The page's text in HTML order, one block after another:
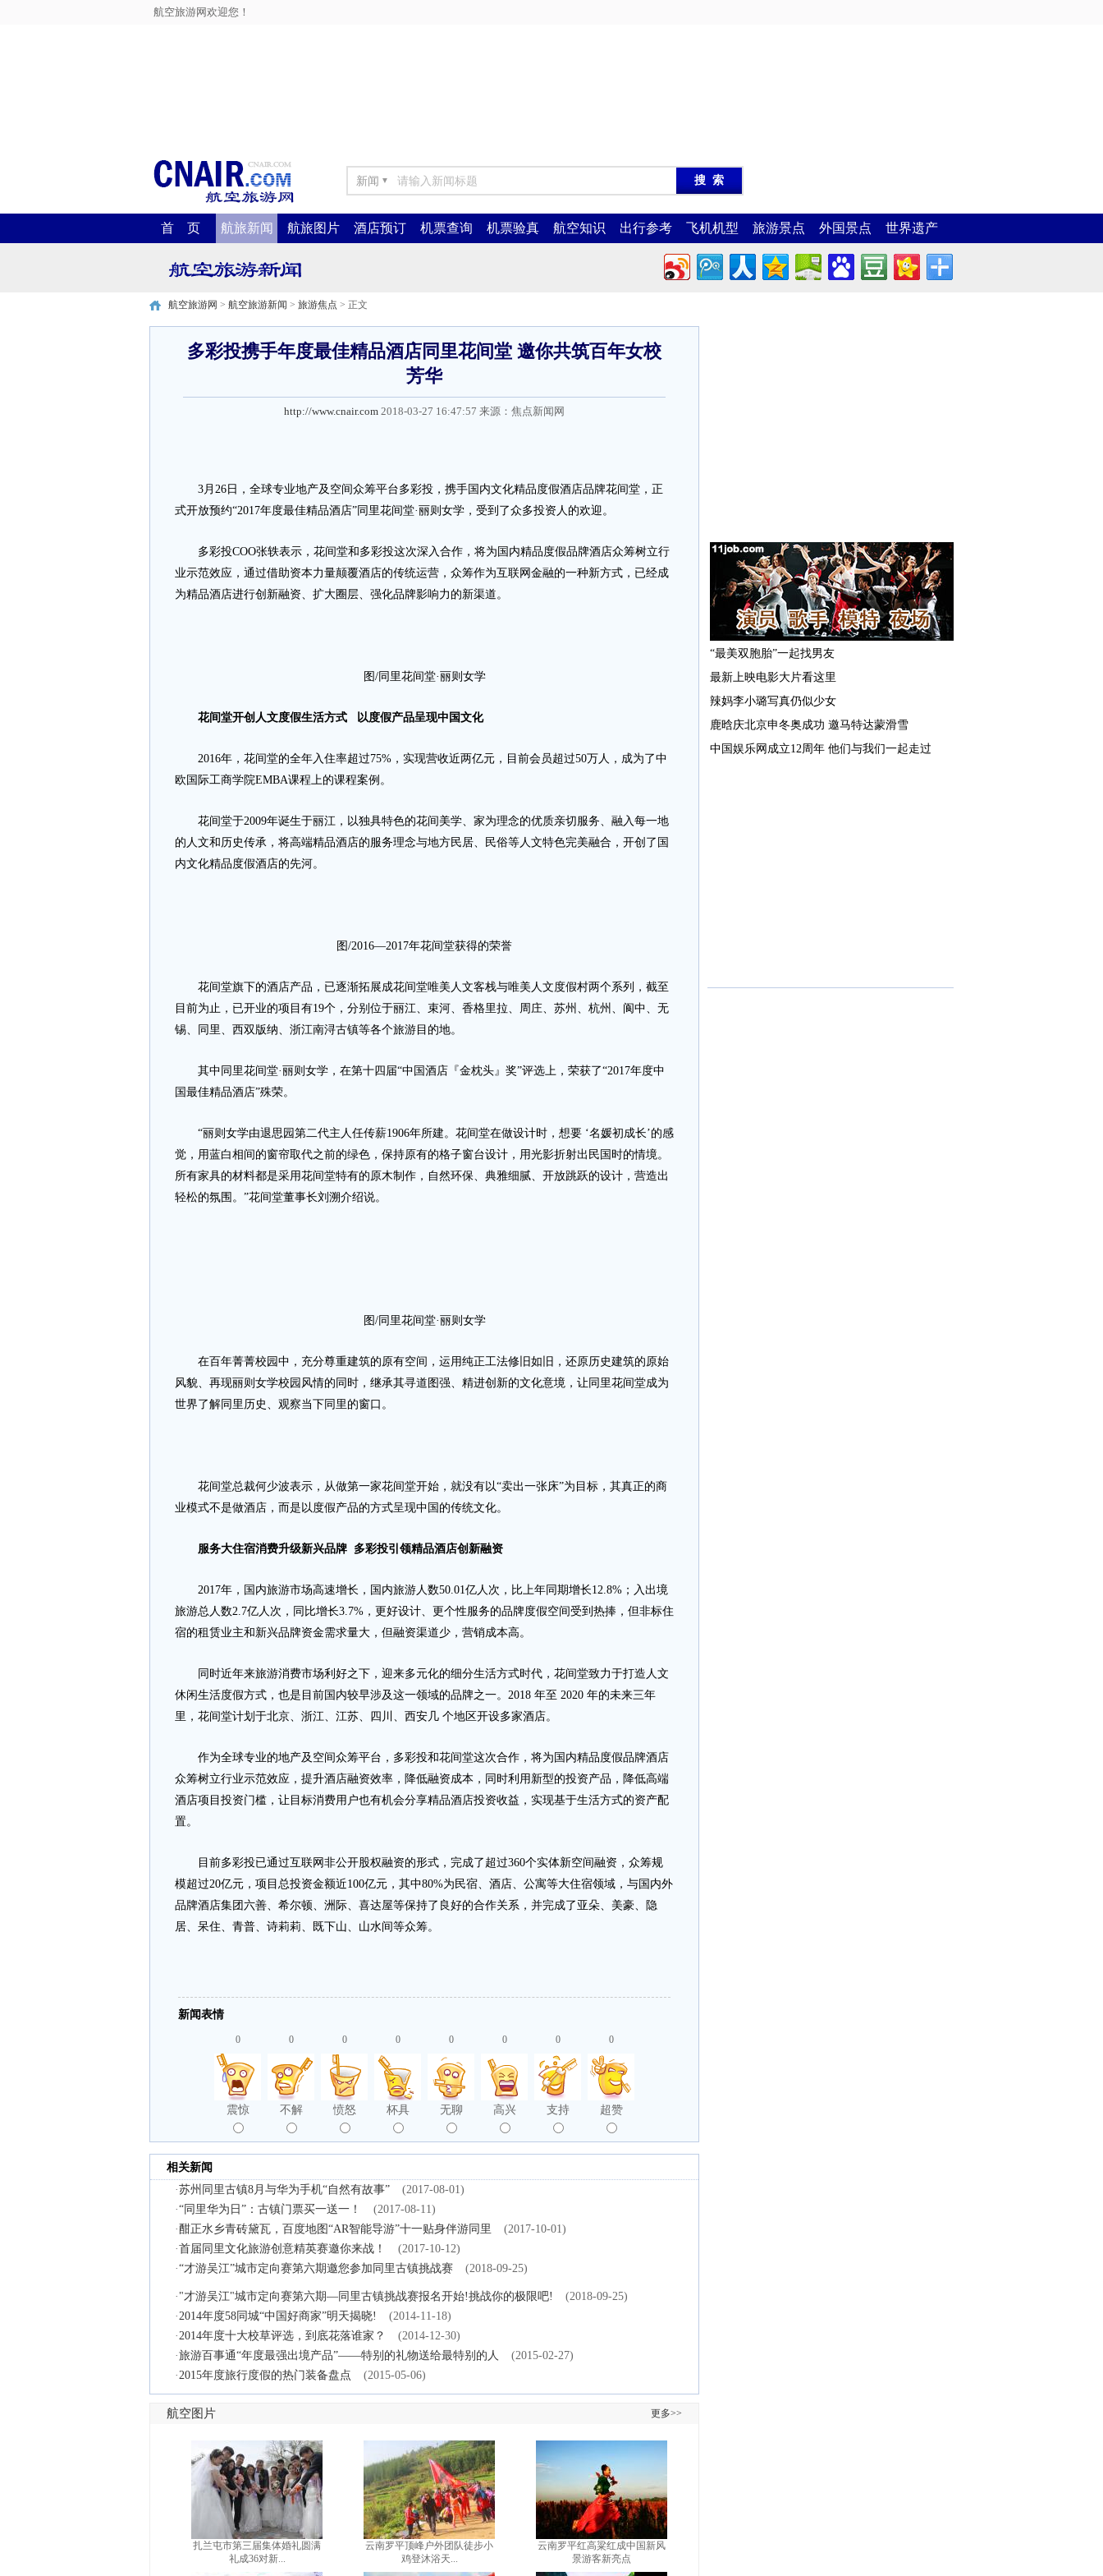
航空旅游网欢迎您！
新闻 ▼
首 页 航旅新闻 航旅图片 酒店预订 机票查询 机票验真 航空知识 出行参考 飞机机型 旅游景点 外国景点 世界遗产
航空旅游网 > 航空旅游新闻 > 旅游焦点 > 正文
多彩投携手年度最佳精品酒店同里花间堂 邀你共筑百年女校
芳华
http://www.cnair.com 2018-03-27 16:47:57 来源： 焦点新闻网
3月26日，全球专业地产及空间众筹平台多彩投，携手国内文化精品度假酒店品牌花间堂，正
式开放预约“2017年度最佳精品酒店”同里花间堂·丽则女学，受到了众多投资人的欢迎。
多彩投COO张轶表示，花间堂和多彩投这次深入合作，将为国内精品度假品牌酒店众筹树立行
业示范效应，通过借助资本力量颠覆酒店的传统运营，众筹作为互联网金融的一种新方式，已经成
为精品酒店进行创新融资、扩大圈层、强化品牌影响力的新渠道。
图/同里花间堂·丽则女学
花间堂开创 人文度假生活方式 以度假产品呈现中国文化
2016年，花间堂的全年入住率超过75%，实现营收近两亿元，目前会员超过50万人，成为了中
欧国际工商学院EMBA课程上的课程案例。
花间堂于2009年诞生于丽江，以独具特色的花间美学、家为理念的优质亲切服务、融入每一地
的人文和历史传承，将高端精品酒店的服务理念与地方民居、民俗等人文特色完美融合，开创了国
内文化精品度假酒店的先河。
图/2016—2017年花间堂获得的荣誉
花间堂旗下的酒店产品，已逐渐拓展成花间堂唯美人文客栈与唯美人文度假村两个系列，截至
目前为止，已开业的项目有19个，分别位于丽江、束河、香格里拉、周庄、苏州、杭州、阆中、无
锡、同里、西双版纳、浙江南浔古镇等各个旅游目的地。
其中同里花间堂·丽则女学，在第十四届“中国酒店『金枕头』奖”评选上，荣获了“2017年度中
国最佳精品酒店”殊荣。
“丽则女学由退思园第二代主人任传薪1906年所建。花间堂在做设计时，想要 ‘名媛初成长’的感
觉，用蓝白相间的窗帘取代之前的绿色，保持原有的格子窗台设计，用光影折射出民国时的情境。
所有家具的材料都是采用花间堂特有的原木制作，自然环保、典雅细腻、开放跳跃的设计，营造出
轻松的氛围。”花间堂董事长刘溯介绍说。
图/同里花间堂·丽则女学
在百年菁菁校园中，充分尊重建筑的原有空间，运用纯正工法修旧如旧，还原历史建筑的原始
风貌、再现丽则女学校园风情的同时，继承其寻道图强、精进创新的文化意境，让同里花间堂成为
世界了解同里历史、观察当下同里的窗口。
花间堂总裁何少波表示，从做第一家花间堂开始，就没有以“卖出一张床”为目标，其真正的商
业模式不是做酒店，而是以度假产品的方式呈现中国的传统文化。
服务大住宿消费升级新兴品牌 多彩投引领精品酒店创新融资
2017年，国内旅游市场高速增长，国内旅游人数50.01亿人次，比上年同期增长12.8%；入出境
旅游总人数2.7亿人次，同比增长3.7%，更好设计、更个性服务的品牌度假空间受到热捧，但非标住
宿的租赁业主和新兴品牌资金需求量大，但融资渠道少，营销成本高。
同时近年来旅游消费市场利好之下，迎来多元化的细分生活方式时代，花间堂致力于打造人文
休闲生活度假方式，也是目前国内较早涉及这一领域的品牌之一。2018 年至 2020 年的未来三年
里，花间堂计划于北京、浙江、江苏、四川、西安几 个地区开设多家酒店。
作为全球专业的地产及空间众筹平台，多彩投和花间堂这次合作，将为国内精品度假品牌酒店
众筹树立行业示范效应，提升酒店融资效率，降低融资成本，同时利用新型的投资产品，降低高端
酒店项目投资门槛，让目标消费用户也有机会分享精品酒店投资收益，实现基于生活方式的资产配
置。
目前多彩投已通过互联网非公开股权融资的形式，完成了超过360个实体新空间融资，众筹规
模超过20亿元，项目总投资金额近100亿元，其中80%为民宿、酒店、公寓等大住宿领域，与国内外
品牌酒店集团六善、希尔顿、洲际、喜达屋等保持了良好的合作关系，并完成了亚朵、美豪、隐
居、呆住、青普、诗莉莉、既下山、山水间等众筹。
新闻表情
0
震惊
0
不解
0
愤怒
0
杯具
0
无聊
0
高兴
0
支持
0
超赞
相关新闻
·苏州同里古镇8月与华为手机“自然有故事”
(2017-08-01)
·“同里华为日”：古镇门票买一送一！
(2017-08-11)
· 酣正水乡青砖黛瓦，百度地图“AR智能导游”十一贴身伴游同里
(2017-10-01)
·首届同里文化旅游创意精英赛邀你来战！
(2017-10-12)
·“才游吴江”城市定向赛第六期邀您参加同里古镇挑战赛 (2018-09-25)
· "才游吴江"城市定向赛第六期—同里古镇挑战赛报名开始!挑战你的极限吧!
(2018-09-25)
·2014年度58同城“中国好商家”明天揭晓!
(2014-11-18)
·2014年度十大校草评选，到底花落谁家？
(2014-12-30)
·旅游百事通“年度最强出境产品”——特别的礼物送给最特别的人
(2015-02-27)
·2015年度旅行度假的热门装备盘点 (2015-05-06)
航空图片 更多>>
扎兰屯市第三届集体婚礼圆满
礼成36对新...
云南罗平顶峰户外团队徒步小
鸡登沐浴天...
云南罗平红高粱红成中国新风
景游客新亮点